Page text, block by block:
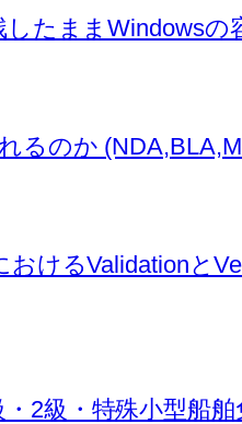
たままWindowsの
のか
けるValidationと
2級・特殊小型船